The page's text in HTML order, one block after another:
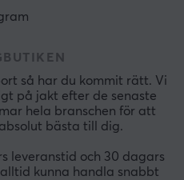
så har du kommit rätt. Vi
på jakt efter de senaste
hela branschen för att
bästa till dig.
leveranstid och 30 dagars
kunna handla snabbt